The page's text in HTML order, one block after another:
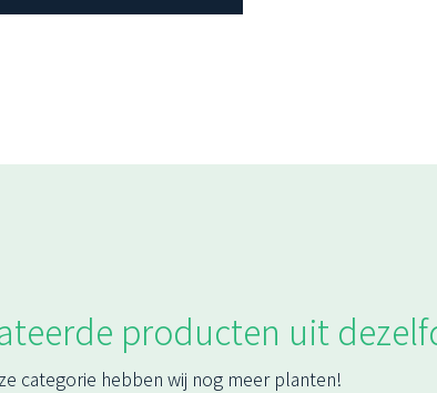
producten uit
categorie hebben wij nog meer planten!